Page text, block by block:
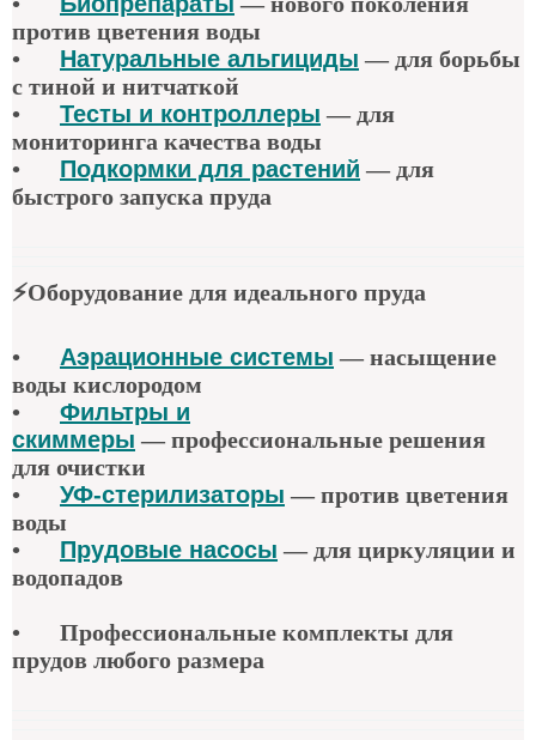
против цветения воды
•
Натуральные альгициды — для борьбы
с тиной и нитчаткой
•
Тесты и контроллеры — для
мониторинга качества воды
•
Подкормки для растений — для
быстрого запуска пруда
⚡Оборудование для идеального пруда
• Аэрационные системы —насыщение
воды кислородом
•
Фильтры и
скиммеры —профессиональные решения
для очистки
•
УФ-стерилизаторы —против цветения
воды
•
Прудовые насосы — для циркуляции и
водопадов
•
Профессиональные комплекты для
прудов любого размера